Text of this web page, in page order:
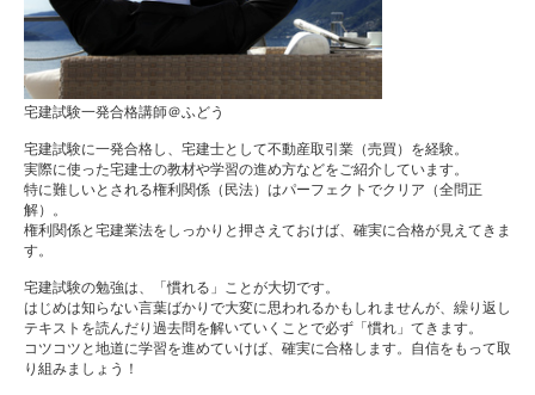
宅建試験一発合格講師＠ふどう
宅建試験に一発合格し、宅建士として不動産取引業（売買）を経験。
実際に使った宅建士の教材や学習の進め方などをご紹介しています。
特に難しいとされる権利関係（民法）はパーフェクトでクリア（全問正
解）。
権利関係と宅建業法をしっかりと押さえておけば、確実に合格が見えてきま
す。
宅建試験の勉強は、「慣れる」ことが大切です。
はじめは知らない言葉ばかりで大変に思われるかもしれませんが、繰り返し
テキストを読んだり過去問を解いていくことで必ず「慣れ」てきます。
コツコツと地道に学習を進めていけば、確実に合格します。自信をもって取
り組みましょう！